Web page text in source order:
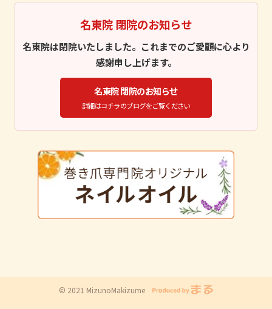
名東院 閉院のお知らせ
名東院は閉院いたしました。これまでのご愛顧に心より
感謝申し上げます。
名東院 閉院のお知らせ
詳細はコチラのブログをご覧ください
© 2021 MizunoMakizume